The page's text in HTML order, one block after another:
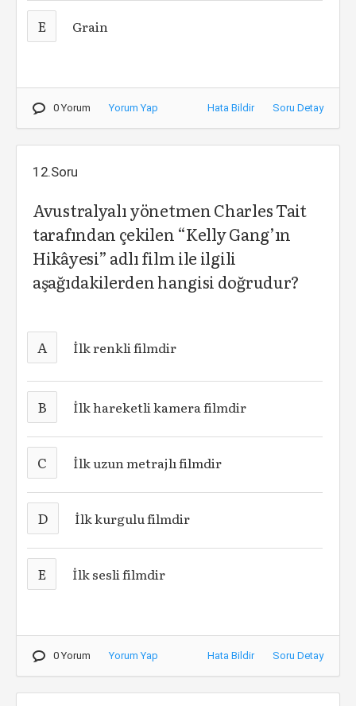
E Grain
0 Yorum Yorum Yap Hata Bildir Soru Detay
12.Soru
Avustralyalı yönetmen Charles Tait
tarafından çekilen “Kelly Gang’ın
Hikâyesi” adlı film ile ilgili
aşağıdakilerden hangisi doğrudur?
A İlk renkli filmdir
B İlk hareketli kamera filmdir
C İlk uzun metrajlı filmdir
D İlk kurgulu filmdir
E İlk sesli filmdir
0 Yorum Yorum Yap Hata Bildir Soru Detay